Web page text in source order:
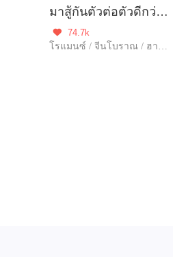
มาสู้กันตัวต่อตัวดีกว่า องค์ชาย

74.7k
โรแมนซ์ / จีนโบราณ / ฮาเร็ม / รักเศร้า / ความรัก / รักเดียวใจเดียว / จบ